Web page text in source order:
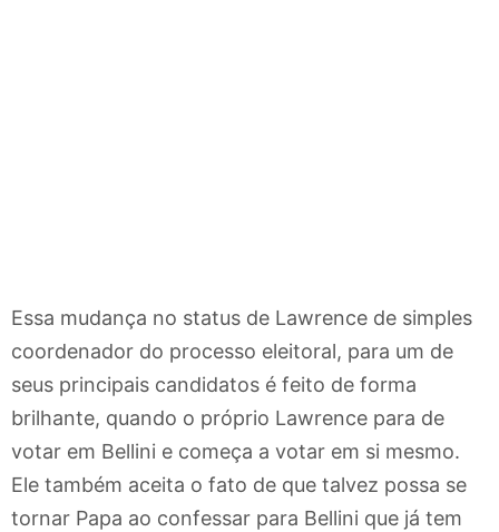
Essa mudança no status de Lawrence de simples
coordenador do processo eleitoral, para um de
seus principais candidatos é feito de forma
brilhante, quando o próprio Lawrence para de
votar em Bellini e começa a votar em si mesmo.
Ele também aceita o fato de que talvez possa se
tornar Papa ao confessar para Bellini que já tem